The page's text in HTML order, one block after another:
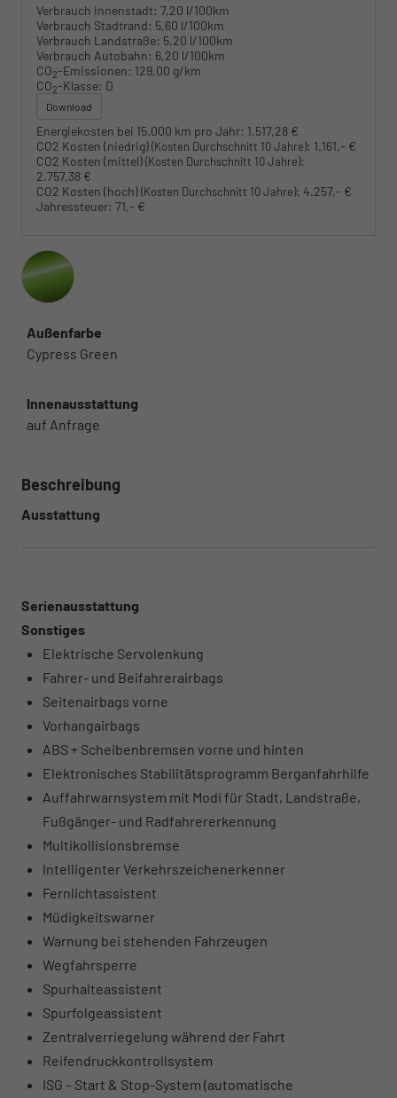
Verbrauch Innenstadt: 7,20 l/100km
Verbrauch Stadtrand: 5,60 l/100km
Verbrauch Landstraße: 5,20 l/100km
Verbrauch Autobahn: 6,20 l/100km
CO2-Emissionen: 129,00 g/km
CO2-Klasse: D
Download
Energiekosten bei 15.000 km pro Jahr: 1.517,28 €
CO2 Kosten (niedrig)(Kosten Durchschnitt 10 Jahre): 1.161,- €
CO2 Kosten (mittel)(Kosten Durchschnitt 10 Jahre):
2.757,38 €
CO2 Kosten (hoch)(Kosten Durchschnitt 10 Jahre): 4.257,- €
Jahressteuer: 71,- €
Außenfarbe
Cypress Green
Innenausstattung
auf Anfrage
Beschreibung
Ausstattung
Serienausstattung
Sonstiges
Elektrische Servolenkung
Fahrer- und Beifahrerairbags
Seitenairbags vorne
Vorhangairbags
ABS + Scheibenbremsen vorne und hinten
Elektronisches Stabilitätsprogramm Berganfahrhilfe
Auffahrwarnsystem mit Modi für Stadt, Landstraße,
Fußgänger- und Radfahrererkennung
Multikollisionsbremse
Intelligenter Verkehrszeichenerkenner
Fernlichtassistent
Müdigkeitswarner
Warnung bei stehenden Fahrzeugen
Wegfahrsperre
Spurhalteassistent
Spurfolgeassistent
Zentralverriegelung während der Fahrt
Reifendruckkontrollsystem
ISG – Start & Stop-System (automatische